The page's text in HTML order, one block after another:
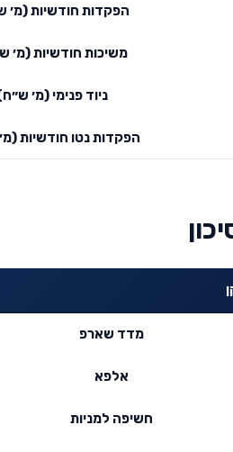
הפקדות חודשיות (מ׳
משיכות חודשיות (מ׳
ניוד פנימי (מ׳
הפקדות נטו חודשיות
מדד שארפ
אלפא
חשיפה למניות